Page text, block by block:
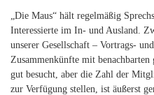
„Die Maus“ hält regelmäßig
Interessierte im In- und Ausland.
unserer Gesellschaft – Vortrags-
Zusammenkünfte mit
gut besucht, aber die Zahl der
zur Verfügung stellen, ist äußerst